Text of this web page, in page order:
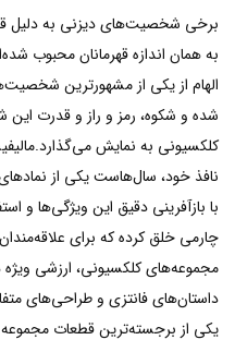
برخی شخصیت‌های دیزنی به دلیل
به همان اندازه قهرمانان محبوب
شده و شکوه، رمز و راز و قدرت
کلکسیونی به نمایش
نافذ خود، سال‌هاست یکی از
با بازآفرینی دقیق این ویژگی‌ها
چارمی خلق کرده که برای
مجموعه‌های کلکسیونی، ارزشی
داستان‌های فانتزی و طراحی‌های
یکی از برجسته‌ترین قطعات مجموعه Disney x Pandora شما باشد.